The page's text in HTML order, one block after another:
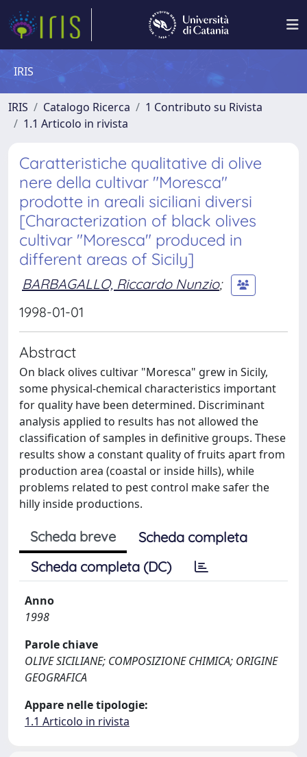
IRIS
IRIS Catalogo Ricerca
1 Contributo su Rivista
1.1 Articolo in rivista
Caratteristiche qualitative di olive
nere della cultivar "Moresca"
prodotte in areali siciliani diversi
[Characterization of black olives
cultivar "Moresca" produced in
different areas of Sicily]
BARBAGALLO, Riccardo Nunzio;
1998-01-01
Abstract
On black olives cultivar "Moresca" grew in Sicily,
some physical-chemical characteristics important
for quality have been determined. Discriminant
analysis applied to results has not allowed the
classification of samples in definitive groups. These
results show a constant quality of fruits apart from
production area (coastal or inside hills), while
problems related to pest control make safer the
hilly inside productions.
Scheda breve
Scheda completa
Scheda completa (DC)
Anno
1998
Parole chiave
OLIVE SICILIANE; COMPOSIZIONE CHIMICA; ORIGINE
GEOGRAFICA
Appare nelle tipologie:
1.1 Articolo in rivista